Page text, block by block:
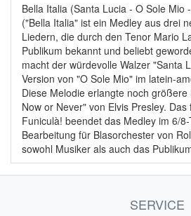
Bella Italia (Santa Lucia - O Sole Mio
("Bella Italia" ist ein Medley aus drei
Liedern, die durch den Tenor Mario
Publikum bekannt und beliebt
macht der würdevolle Walzer "Santa
Version von "O Sole Mio" im latein-
Diese Melodie erlangte noch
Now or Never" von Elvis Presley.
Funiculà! beendet das Medley im 6/
Bearbeitung für Blasorchester von
sowohl Musiker als auch das
SERVICE